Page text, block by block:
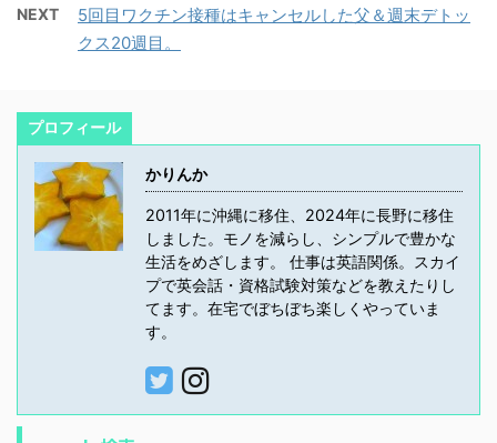
NEXT
5回目ワクチン接種はキャンセルした父＆週末デトッ
クス20週目。
プロフィール
かりんか
2011年に沖縄に移住、2024年に長野に移住
しました。モノを減らし、シンプルで豊かな
生活をめざします。 仕事は英語関係。スカイ
プで英会話・資格試験対策などを教えたりし
てます。在宅でぼちぼち楽しくやっていま
す。